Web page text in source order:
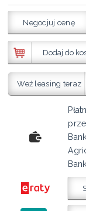
Negocjuj cenę
Dodaj do
Weź leasing teraz